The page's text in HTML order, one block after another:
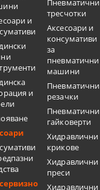
и
и
Пневматични
тресчотки
Аксесоари и
консумативи
за
пневматични
машини
Пневматични
резачки
Пневматични
гайковерти
Хидравлични
крикове
Хидравлични
преси
Хидравлични